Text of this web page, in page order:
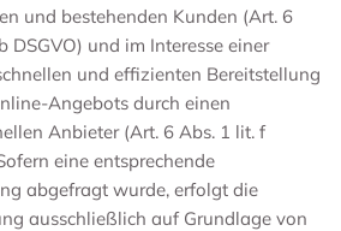
und bestehenden Kunden (Art. 6
DSGVO) und im Interesse einer
und effizienten Bereitstellung
Angebots durch einen
Anbieter (Art. 6 Abs. 1 lit. f
eine entsprechende
abgefragt wurde, erfolgt die
ausschließlich auf Grundlage von